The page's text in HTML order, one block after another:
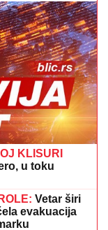
ĆERKA
Sa
na moru:
pokazala fotke,
HIT
iz celog sveta
posete